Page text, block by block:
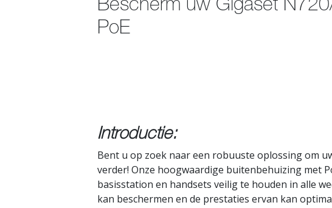
PoE
Introductie:
Bent u op zoek naar een robuuste oplossing om
verder! Onze hoogwaardige buitenbehuizing met
basisstation en handsets veilig te houden in alle
kan beschermen en de prestaties ervan kan